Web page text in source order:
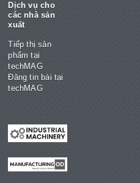
Dịch vụ cho
các nhà sản
xuất
Tiếp thị sản
phẩm tại
techMAG
Đăng tin bài tại
techMAG